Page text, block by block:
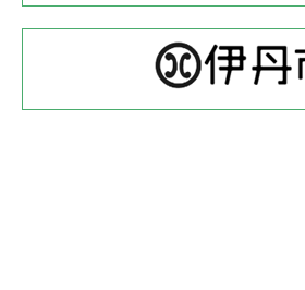
2022.05.05
体育協会長杯 バドミントン競技の部
2022.05.22